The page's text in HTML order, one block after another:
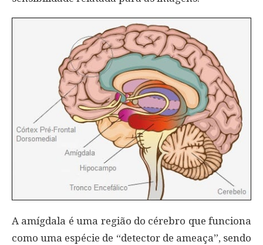
A amígdala é uma região do cérebro que funciona
como uma espécie de “detector de ameaça”, sendo